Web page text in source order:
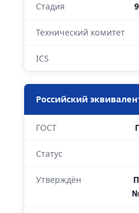
Стадия
Технический комитет
ICS
Российский
ГОСТ
Статус
Утверждён